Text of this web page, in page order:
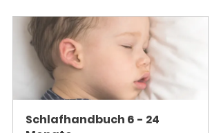
Schlafhandbuch 6 - 24